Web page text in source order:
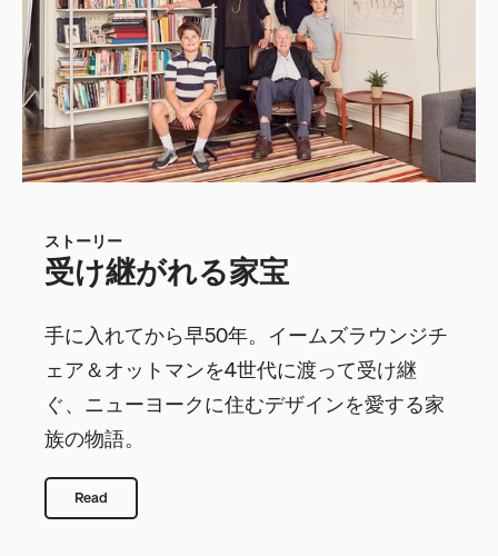
ストーリー
受け継がれる家宝
手に入れてから早50年。イームズラウンジチ
ェア＆オットマンを4世代に渡って受け継
ぐ、ニューヨークに住むデザインを愛する家
族の物語。
Read